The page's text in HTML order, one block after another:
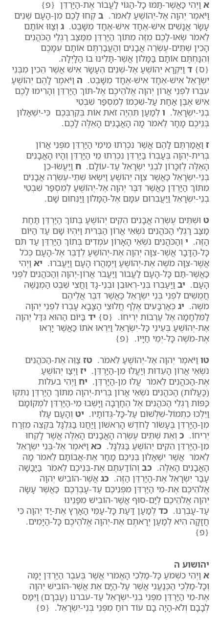
א וַיְהִי כַּאֲשֶׁר-תַּמּוּ כָל-הַגּוֹי לַעֲבוֹר אֶת-הַיַּרְדֵּן {פ}
וַיֹּאמֶר יְהוָה אֶל-יְהוֹשֻׁעַ לֵאמֹר. ב קְחוּ לָכֶם מִן-הָעָם שְׁנֵים
עָשָׂר אֲנָשִׁים אִישׁ-אֶחָד אִישׁ-אֶחָד מִשָּׁבֶט. ג וְצַוּוּ אוֹתָם
לֵאמֹר שְׂאוּ-לָכֶם מִזֶּה מִתּוֹךְ הַיַּרְדֵּן מִמַּצַּב רַגְלֵי הַכֹּהֲנִים
הָכִין שְׁתֵּים-עֶשְׂרֵה אֲבָנִים וְהַעֲבַרְתֶּם אוֹתָם עִמָּכֶם
וְהִנַּחְתֶּם אוֹתָם בַּמָּלוֹן אֲשֶׁר-תָּלִינוּ בוֹ הַלָּיְלָה.
{ס} ד וַיִּקְרָא יְהוֹשֻׁעַ אֶל-שְׁנֵים הֶעָשָׂר אִישׁ אֲשֶׁר הֵכִין מִבְּנֵי
יִשְׂרָאֵל אִישׁ-אֶחָד אִישׁ-אֶחָד מִשָּׁבֶט. ה וַיֹּאמֶר לָהֶם יְהוֹשֻׁעַ
עִבְרוּ לִפְנֵי אֲרוֹן יְהוָה אֱלֹהֵיכֶם אֶל-תּוֹךְ הַיַּרְדֵּן וְהָרִימוּ לָכֶם
אִישׁ אֶבֶן אַחַת עַל-שִׁכְמוֹ לְמִסְפַּר שִׁבְטֵי
בְנֵי-יִשְׂרָאֵל. ו לְמַעַן תִּהְיֶה זֹאת אוֹת בְּקִרְבְּכֶם כִּי-יִשְׁאָלוּן
בְּנֵיכֶם מָחָר לֵאמֹר מָה הָאֲבָנִים הָאֵלֶּה לָכֶם.
ז וַאֲמַרְתֶּם לָהֶם אֲשֶׁר נִכְרְתוּ מֵימֵי הַיַּרְדֵּן מִפְּנֵי אֲרוֹן
בְּרִית-יְהוָה בְּעָבְרוֹ בַּיַּרְדֵּן נִכְרְתוּ מֵי הַיַּרְדֵּן וְהָיוּ הָאֲבָנִים
הָאֵלֶּה לְזִכָּרוֹן לִבְנֵי יִשְׂרָאֵל עַד-עוֹלָם. ח וַיַּעֲשׂוּ-כֵן
בְּנֵי-יִשְׂרָאֵל כַּאֲשֶׁר צִוָּה יְהוֹשֻׁעַ וַיִּשְׂאוּ שְׁתֵּי-עֶשְׂרֵה אֲבָנִים
מִתּוֹךְ הַיַּרְדֵּן כַּאֲשֶׁר דִּבֶּר יְהוָה אֶל-יְהוֹשֻׁעַ לְמִסְפַּר שִׁבְטֵי
בְנֵי-יִשְׂרָאֵל וַיַּעֲבִרוּם עִמָּם אֶל-הַמָּלוֹן וַיַּנִּחוּם שָׁם.
ט וּשְׁתֵּים עֶשְׂרֵה אֲבָנִים הֵקִים יְהוֹשֻׁעַ בְּתוֹךְ הַיַּרְדֵּן תַּחַת
מַצַּב רַגְלֵי הַכֹּהֲנִים נֹשְׂאֵי אֲרוֹן הַבְּרִית וַיִּהְיוּ שָׁם עַד הַיּוֹם
הַזֶּה. י וְהַכֹּהֲנִים נֹשְׂאֵי הָאָרוֹן עֹמְדִים בְּתוֹךְ הַיַּרְדֵּן עַד תֹּם
כָּל-הַדָּבָר אֲשֶׁר-צִוָּה יְהוָה אֶת-יְהוֹשֻׁעַ לְדַבֵּר אֶל-הָעָם כְּכֹל
אֲשֶׁר-צִוָּה מֹשֶׁה אֶת-יְהוֹשֻׁעַ וַיְמַהֲרוּ הָעָם וַיַּעֲבֹרוּ. יא וַיְהִי
כַּאֲשֶׁר-תַּם כָּל-הָעָם לַעֲבוֹר וַיַּעֲבֹר אֲרוֹן-יְהוָה וְהַכֹּהֲנִים לִפְנֵי
הָעָם. יב וַיַּעַבְרוּ בְּנֵי-רְאוּבֵן וּבְנֵי-גָד וַחֲצִי שֵׁבֶט הַמְנַשֶּׁה
חֲמֻשִׁים לִפְנֵי בְּנֵי יִשְׂרָאֵל כַּאֲשֶׁר דִּבֶּר אֲלֵיהֶם
מֹשֶׁה. יג כְּאַרְבָּעִים אֶלֶף חֲלוּצֵי הַצָּבָא עָבְרוּ לִפְנֵי יְהוָה
לַמִּלְחָמָה אֶל עַרְבוֹת יְרִיחוֹ. {ס} יד בַּיּוֹם הַהוּא גִּדַּל יְהוָה
אֶת-יְהוֹשֻׁעַ בְּעֵינֵי כָּל-יִשְׂרָאֵל וַיִּרְאוּ אֹתוֹ כַּאֲשֶׁר יָרְאוּ
אֶת-מֹשֶׁה כָּל-יְמֵי חַיָּיו. {פ}
טו וַיֹּאמֶר יְהוָה אֶל-יְהוֹשֻׁעַ לֵאמֹר. טז צַוֵּה אֶת-הַכֹּהֲנִים
נֹשְׂאֵי אֲרוֹן הָעֵדוּת וְיַעֲלוּ מִן-הַיַּרְדֵּן. יז וַיְצַו יְהוֹשֻׁעַ
אֶת-הַכֹּהֲנִים לֵאמֹר עֲלוּ מִן-הַיַּרְדֵּן. יח וַיְהִי בעלות
(כַּעֲלוֹת) הַכֹּהֲנִים נֹשְׂאֵי אֲרוֹן בְּרִית-יְהוָה מִתּוֹךְ הַיַּרְדֵּן נִתְּקוּ
כַּפּוֹת רַגְלֵי הַכֹּהֲנִים אֶל הֶחָרָבָה וַיָּשֻׁבוּ מֵי-הַיַּרְדֵּן לִמְקוֹמָם
וַיֵּלְכוּ כִתְמוֹל-שִׁלְשׁוֹם עַל-כָּל-גְּדוֹתָיו. יט וְהָעָם עָלוּ
מִן-הַיַּרְדֵּן בֶּעָשׂוֹר לַחֹדֶשׁ הָרִאשׁוֹן וַיַּחֲנוּ בַּגִּלְגָּל בִּקְצֵה מִזְרַח
יְרִיחוֹ. כ וְאֵת שְׁתֵּים עֶשְׂרֵה הָאֲבָנִים הָאֵלֶּה אֲשֶׁר לָקְחוּ
מִן-הַיַּרְדֵּן הֵקִים יְהוֹשֻׁעַ בַּגִּלְגָּל. כא וַיֹּאמֶר אֶל-בְּנֵי יִשְׂרָאֵל
לֵאמֹר אֲשֶׁר יִשְׁאָלוּן בְּנֵיכֶם מָחָר אֶת-אֲבוֹתָם לֵאמֹר מָה
הָאֲבָנִים הָאֵלֶּה. כב וְהוֹדַעְתֶּם אֶת-בְּנֵיכֶם לֵאמֹר בַּיַּבָּשָׁה
עָבַר יִשְׂרָאֵל אֶת-הַיַּרְדֵּן הַזֶּה. כג אֲשֶׁר-הוֹבִישׁ יְהוָה
אֱלֹהֵיכֶם אֶת-מֵי הַיַּרְדֵּן מִפְּנֵיכֶם עַד-עָבְרְכֶם כַּאֲשֶׁר עָשָׂה
יְהוָה אֱלֹהֵיכֶם לְיַם-סוּף אֲשֶׁר-הוֹבִישׁ מִפָּנֵינוּ
עַד-עָבְרֵנוּ. כד לְמַעַן דַּעַת כָּל-עַמֵּי הָאָרֶץ אֶת-יַד יְהוָה כִּי
חֲזָקָה הִיא לְמַעַן יְרָאתֶם אֶת-יְהוָה אֱלֹהֵיכֶם כָּל-הַיָּמִים.
{פ}
יהושוע ה
א וַיְהִי כִשְׁמֹעַ כָּל-מַלְכֵי הָאֱמֹרִי אֲשֶׁר בְּעֵבֶר הַיַּרְדֵּן יָמָּה
וְכָל-מַלְכֵי הַכְּנַעֲנִי אֲשֶׁר עַל-הַיָּם אֵת אֲשֶׁר-הוֹבִישׁ יְהוָה
אֶת-מֵי הַיַּרְדֵּן מִפְּנֵי בְנֵי-יִשְׂרָאֵל עַד-עברנו (עָבְרָם) וַיִּמַּס
לְבָבָם וְלֹא-הָיָה בָם עוֹד רוּחַ מִפְּנֵי בְּנֵי-יִשְׂרָאֵל. {פ}